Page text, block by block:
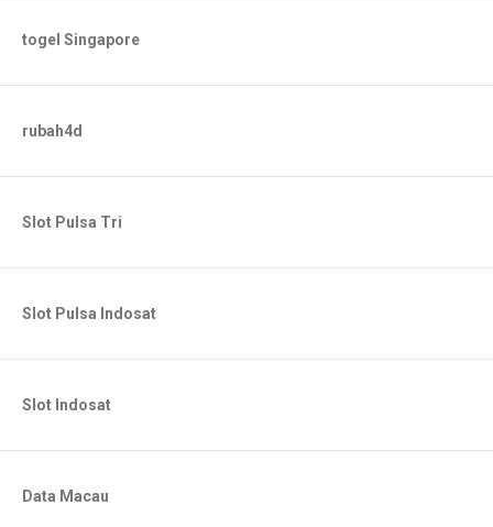
togel Singapore
rubah4d
Slot Pulsa Tri
Slot Pulsa Indosat
Slot Indosat
Data Macau